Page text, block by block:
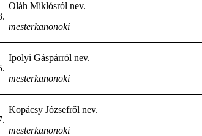
Oláh Miklósról nev.
mesterkanonoki
Ipolyi Gáspárról nev.
mesterkanonoki
Kopácsy Józsefről nev.
mesterkanonoki